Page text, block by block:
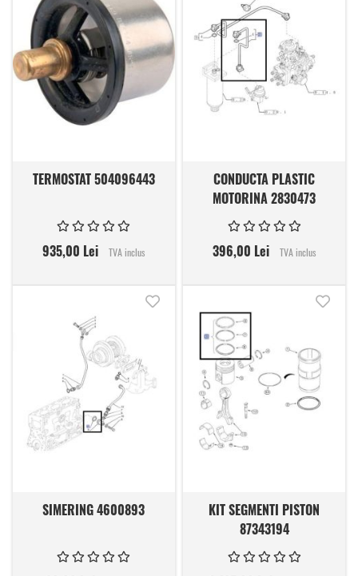
TERMOSTAT 504096443
935,00 Lei TVA inclus
CONDUCTA PLASTIC
MOTORINA 2830473
396,00 Lei TVA inclus
SIMERING 4600893
KIT SEGMENTI PISTON
87343194